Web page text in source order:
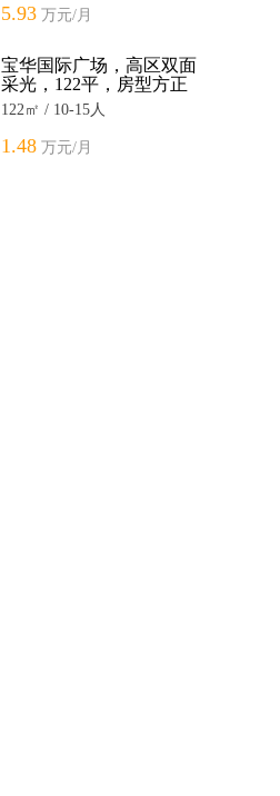
5.93 万元/月
宝华国际广场，高区双面
采光，122平，房型方正
122㎡ / 10-15人
1.48 万元/月